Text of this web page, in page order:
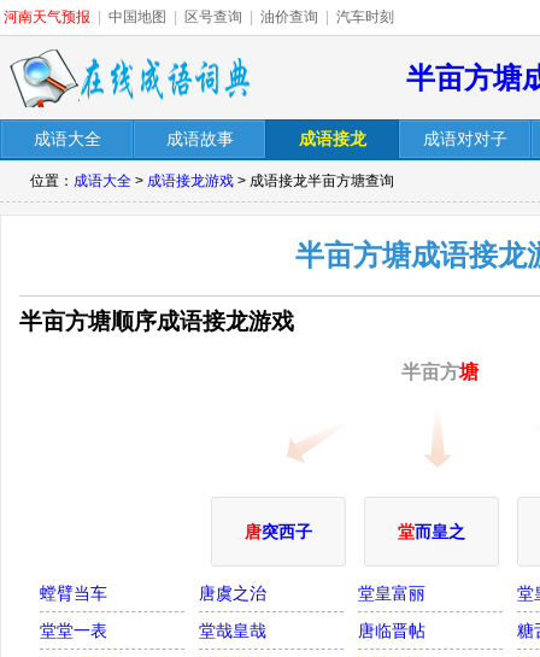
河南天气预报 中国地图 区号查询 油价查询 汽车时刻
半亩方塘
成语大全 成语故事 成语接龙 成语对对子
位置： 成语大全 > 成语接龙游戏 > 成语接龙半亩方塘查询
半亩方塘成语接龙
半亩方塘顺序成语接龙游戏
半亩方塘
唐突西子 堂而皇之
螳臂当车 唐虞之治 堂皇富丽
堂
堂堂一表
堂哉皇哉 唐临晋帖
糖